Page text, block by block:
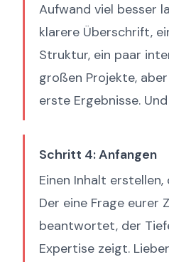
Aufwand viel besser
klarere Überschrift,
Struktur, ein paar
großen Projekte,
erste Ergebnisse.
Schritt 4: Anfangen
Einen Inhalt
Der eine Frage eurer
beantwortet, der
Expertise zeigt.